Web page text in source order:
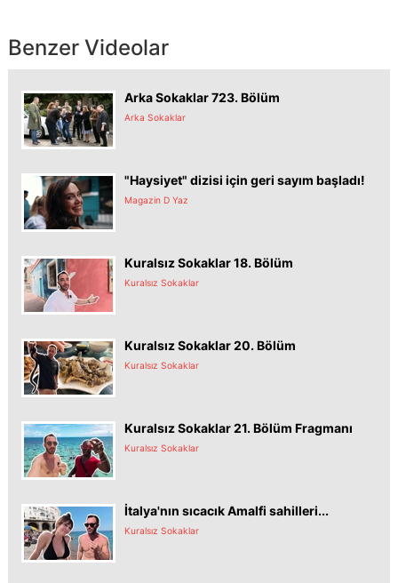
Benzer Videolar
Arka Sokaklar 723. Bölüm
Arka Sokaklar
"Haysiyet" dizisi için geri sayım başladı!
Magazin D Yaz
Kuralsız Sokaklar 18. Bölüm
Kuralsız Sokaklar
Kuralsız Sokaklar 20. Bölüm
Kuralsız Sokaklar
Kuralsız Sokaklar 21. Bölüm Fragmanı
Kuralsız Sokaklar
İtalya'nın sıcacık Amalfi sahilleri...
Kuralsız Sokaklar